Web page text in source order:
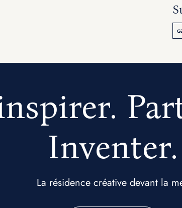
Inventer.
La résidence créative devant la